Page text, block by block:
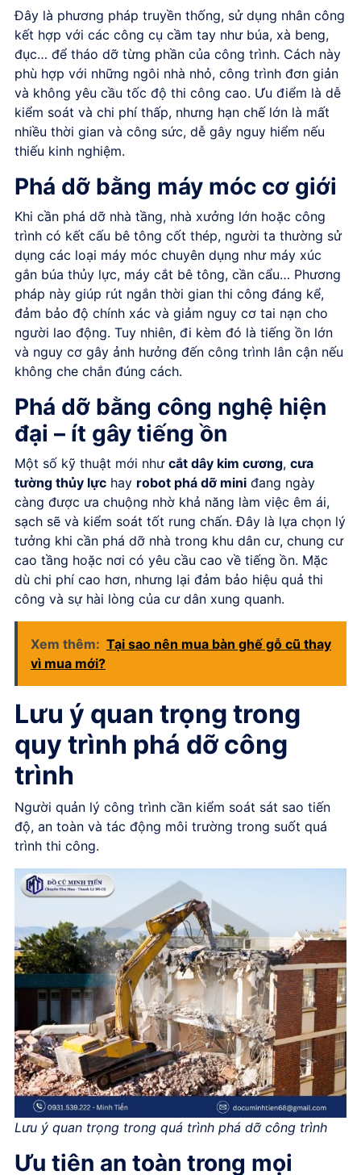
Đây là phương pháp truyền thống, sử dụng nhân công
kết hợp với các công cụ cầm tay như búa, xà beng,
đục… để tháo dỡ từng phần của công trình. Cách này
phù hợp với những ngôi nhà nhỏ, công trình đơn giản
và không yêu cầu tốc độ thi công cao. Ưu điểm là dễ
kiểm soát và chi phí thấp, nhưng hạn chế lớn là mất
nhiều thời gian và công sức, dễ gây nguy hiểm nếu
thiếu kinh nghiệm.
Phá dỡ bằng máy móc cơ giới
Khi cần phá dỡ nhà tầng, nhà xưởng lớn hoặc công
trình có kết cấu bê tông cốt thép, người ta thường sử
dụng các loại máy móc chuyên dụng như máy xúc
gắn búa thủy lực, máy cắt bê tông, cần cẩu… Phương
pháp này giúp rút ngắn thời gian thi công đáng kể,
đảm bảo độ chính xác và giảm nguy cơ tai nạn cho
người lao động. Tuy nhiên, đi kèm đó là tiếng ồn lớn
và nguy cơ gây ảnh hưởng đến công trình lân cận nếu
không che chắn đúng cách.
Phá dỡ bằng công nghệ hiện
đại – ít gây tiếng ồn
Một số kỹ thuật mới như cắt dây kim cương, cưa
tường thủy lực hay robot phá dỡ mini đang ngày
càng được ưa chuộng nhờ khả năng làm việc êm ái,
sạch sẽ và kiểm soát tốt rung chấn. Đây là lựa chọn lý
tưởng khi cần phá dỡ nhà trong khu dân cư, chung cư
cao tầng hoặc nơi có yêu cầu cao về tiếng ồn. Mặc
dù chi phí cao hơn, nhưng lại đảm bảo hiệu quả thi
công và sự hài lòng của cư dân xung quanh.
Xem thêm: Tại sao nên mua bàn ghế gỗ cũ thay
vì mua mới?
Lưu ý quan trọng trong
quy trình phá dỡ công
trình
Người quản lý công trình cần kiểm soát sát sao tiến
độ, an toàn và tác động môi trường trong suốt quá
trình thi công.
Lưu ý quan trọng trong quá trình phá dỡ công trình
Ưu tiên an toàn trong mọi